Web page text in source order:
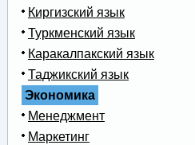
Киргизский язык
Туркменский язык
Каракалпакский язык
Таджикский язык
Экономика
Менеджмент
Маркетинг